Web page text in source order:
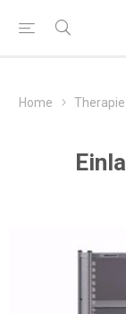
Home Therapie